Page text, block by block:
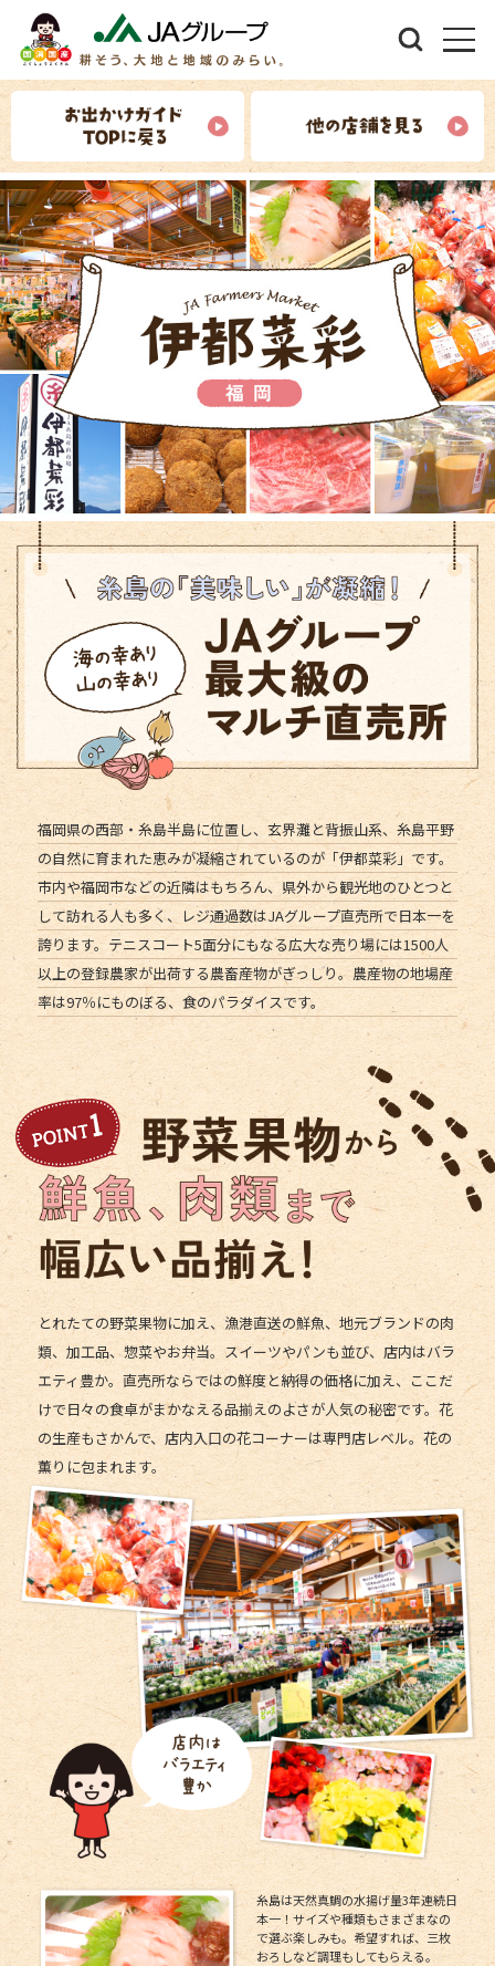
沖縄 うまんちゅ市場
奈良 まほろばキッチン
岩手 母ちゃんハウスだぁすこ
山形 よってけポポラ
神奈川 じばさんず
滋賀 おうみんち本店
京都 たわわ朝霧
福岡 伊都菜彩
熊本 サンサンうきっ子宇城彩館
福岡県の西部・糸島半島に位置し、玄界灘と背振山系、糸島平野
の自然に育まれた恵みが凝縮されているのが「伊都菜彩」です。
市内や福岡市などの近隣はもちろん、県外から観光地のひとつと
して訪れる人も多く、レジ通過数はJAグループ直売所で日本一を
誇ります。テニスコート5面分にもなる広大な売り場には1500人
以上の登録農家が出荷する農畜産物がぎっしり。農産物の地場産
率は97％にものぼる、食のパラダイスです。
とれたての野菜果物に加え、漁港直送の鮮魚、地元ブランドの肉
類、加工品、惣菜やお弁当。スイーツやパンも並び、店内はバラ
エティ豊か。直売所ならではの鮮度と納得の価格に加え、ここだ
けで日々の食卓がまかなえる品揃えのよさが人気の秘密です。花
の生産もさかんで、店内入口の花コーナーは専門店レベル。花の
薫りに包まれます。
糸島は天然真鯛の水揚げ量3年連続日
本一！サイズや種類もさまざまなの
で選ぶ楽しみも。希望すれば、三枚
おろしなど調理もしてもらえる。